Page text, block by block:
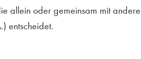
allein oder gemeinsam mit
entscheidet.